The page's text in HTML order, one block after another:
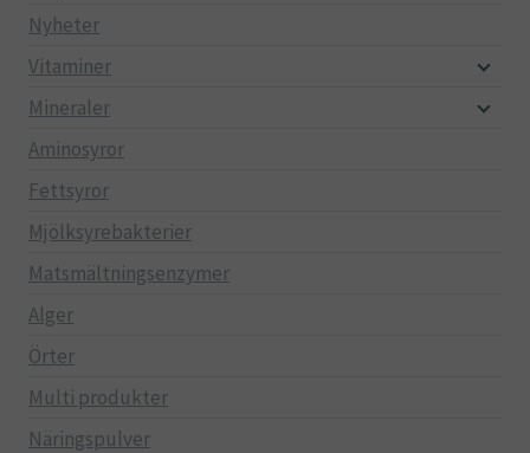
Nyheter
Vitaminer
Mineraler
Aminosyror
Fettsyror
Mjölksyrebakterier
Matsmältningsenzymer
Alger
Örter
Multi produkter
Näringspulver